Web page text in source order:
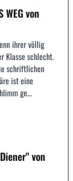
WEG von
ihrer völlig
Klasse schlecht.
schriftlichen
ist eine
ge...
von